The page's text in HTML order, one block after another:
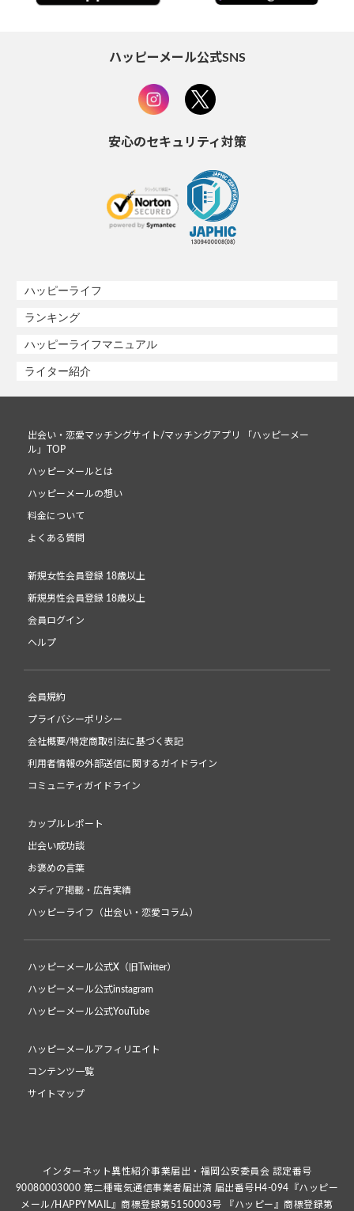
ハッピーメール公式SNS
安心のセキュリティ対策
ハッピーライフ
ランキング
ハッピーライフマニュアル
ライター紹介
出会い・恋愛マッチングサイト/マッチングアプリ 「ハッピーメー
ル」TOP
ハッピーメールとは
ハッピーメールの想い
料金について
よくある質問
新規女性会員登録 18歳以上
新規男性会員登録 18歳以上
会員ログイン
ヘルプ
会員規約
プライバシーポリシー
会社概要/特定商取引法に基づく表記
利用者情報の外部送信に関するガイドライン
コミュニティガイドライン
カップルレポート
出会い成功談
お褒めの言葉
メディア掲載・広告実績
ハッピーライフ（出会い・恋愛コラム）
ハッピーメール公式X（旧Twitter）
ハッピーメール公式instagram
ハッピーメール公式YouTube
ハッピーメールアフィリエイト
コンテンツ一覧
サイトマップ
インターネット異性紹介事業届出・福岡公安委員会 認定番号
90080003000 第二種電気通信事業者届出済 届出番号H4-094『ハッピー
メール/HAPPYMAIL』商標登録第5150003号 『ハッピー』商標登録第